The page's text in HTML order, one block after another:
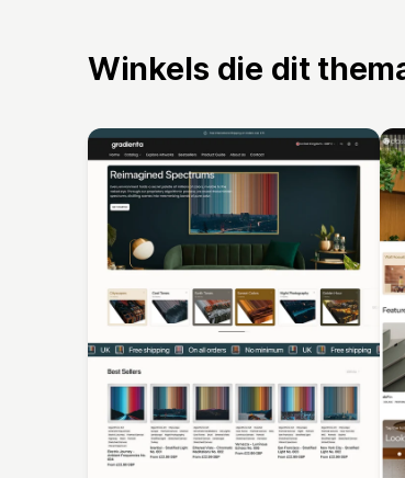
Winkels die dit